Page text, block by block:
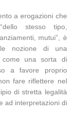
a erogazioni che
stesso tipo,
mutui”, è
nozione di una
come una sorta di
a favore proprio
fare riflettere nel
di stretta legalità
ad interpretazioni di